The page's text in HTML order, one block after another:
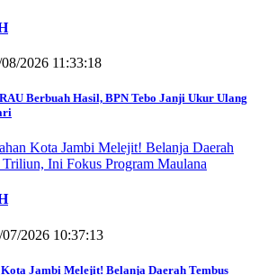
2026 11:33:18
Berbuah Hasil, BPN Tebo Janji Ukur Ulang
07/2026 10:37:13
Jambi Melejit! Belanja Daerah Tembus